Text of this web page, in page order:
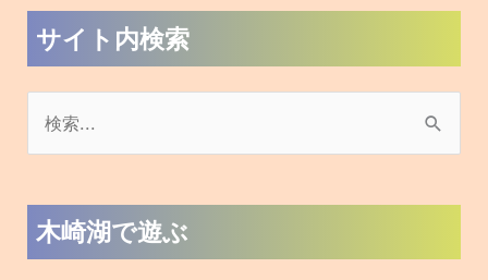
サイト内検索
象
木崎湖で遊ぶ